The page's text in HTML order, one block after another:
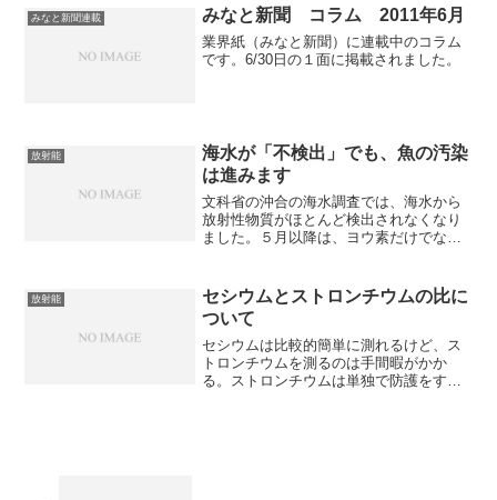
べられないと結論づける人が多かったよ
うですが、「ゼロリスクで...
みなと新聞連載 みなと新聞 コラム 2011年6月
業界紙（みなと新聞）に連載中のコラム
です。6/30日の１面に掲載されました。
放射能
海水が「不検出」でも、魚の汚染
は進みます
文科省の沖合の海水調査では、海水から
放射性物質がほとんど検出されなくなり
ました。５月以降は、ヨウ素だけでな
というと、そうではありません。水産物
の検査データから福島のヒラ...
放射能
セシウムとストロンチウムの比に
ついて
セシウムは比較的簡単に測れるけど、ス
トロンチウムを測るのは手間暇がかか
る。ストロンチウムは単独で防護をする